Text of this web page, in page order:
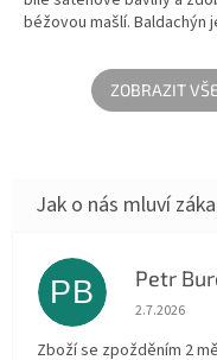
béžovou mašlí. Baldachýn
bude dětská postýlka
ZOBRAZIT
PB Petr
Hodnocení
2.7.2026
Zboží se zpožděním 2